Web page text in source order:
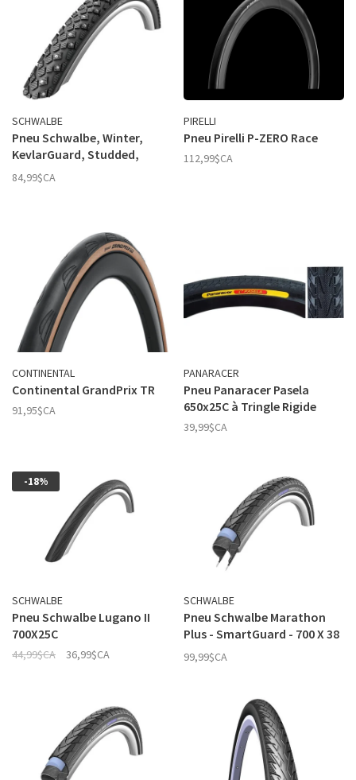
SCHWALBE
Pneu Schwalbe, Winter,
KevlarGuard, Studded,
Reflex,
84,99$CA
PIRELLI
Pneu Pirelli P-ZERO Race
112,99$CA
CONTINENTAL
Continental GrandPrix TR
91,95$CA
PANARACER
Pneu Panaracer Pasela
650x25C à Tringle Rigide
39,99$CA
-18%
SCHWALBE
Pneu Schwalbe Lugano II
700X25C
44,99$CA 36,99$CA
SCHWALBE
Pneu Schwalbe Marathon
Plus - SmartGuard - 700 X 38
Noir
99,99$CA